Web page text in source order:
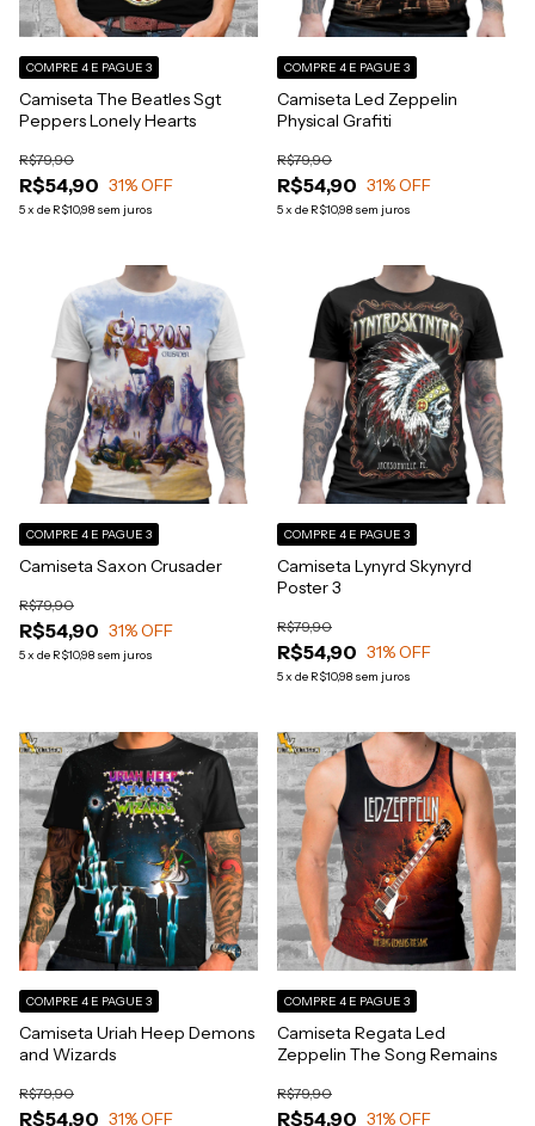
Camiseta The Beatles Sgt
Peppers Lonely Hearts
R$54,90
R$79,90
31% OFF
5x de R$10,98 sem juros
COMPRE 4 E PAGUE 3
Camiseta Led Zeppelin
Physical Grafiti
R$54,90
R$79,90
31% OFF
5x de R$10,98 sem juros
COMPRE 4 E PAGUE 3
Camiseta Saxon Crusader
R$54,90
R$79,90
31% OFF
5x de R$10,98 sem juros
COMPRE 4 E PAGUE 3
Camiseta Lynyrd Skynyrd
Poster 3
R$54,90
R$79,90
31% OFF
5x de R$10,98 sem juros
COMPRE 4 E PAGUE 3
Camiseta Uriah Heep Demons
and Wizards
R$54,90
R$79,90
31% OFF
COMPRE 4 E PAGUE 3
Camiseta Regata Led
Zeppelin The Song Remains
R$54,90
R$79,90
31% OFF
COMPRE 4 E PAGUE 3